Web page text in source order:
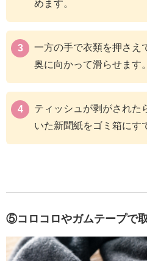
めます。
一方の手で衣類を押さえ
奥に向かって滑らせます。
ティッシュが剥がされた
いた新聞紙をゴミ箱にす
⑤コロコロやガムテープで